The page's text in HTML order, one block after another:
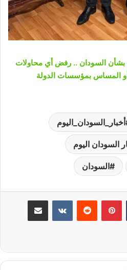
السودان .. رفض أي محاولات
المساس بمؤسسات الدولة
السودان اليوم
السودان
بينتيريست